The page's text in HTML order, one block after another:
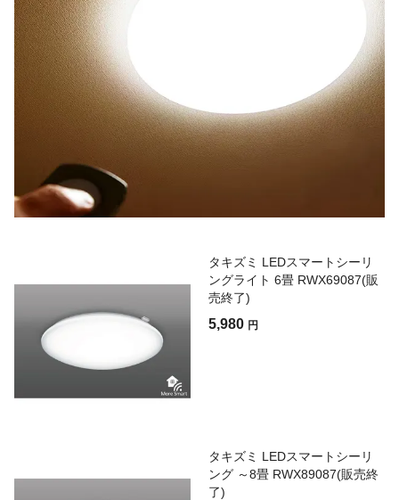
タキズミ LEDスマートシーリ
ングライト 6畳 RWX69087(販
売終了)
5,980 円
タキズミ LEDスマートシーリ
ング ～8畳 RWX89087(販売終
了)